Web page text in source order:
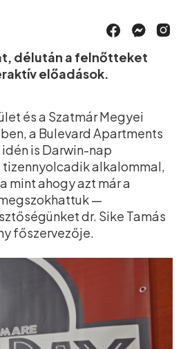
délután a felnőtteket
előadások.
és a Szatmár Megyei
a Bulevard Apartments
is Darwin-nap
alkalommal,
mint ahogy azt már a
—
dr. Sike Tamás
főszervezője.